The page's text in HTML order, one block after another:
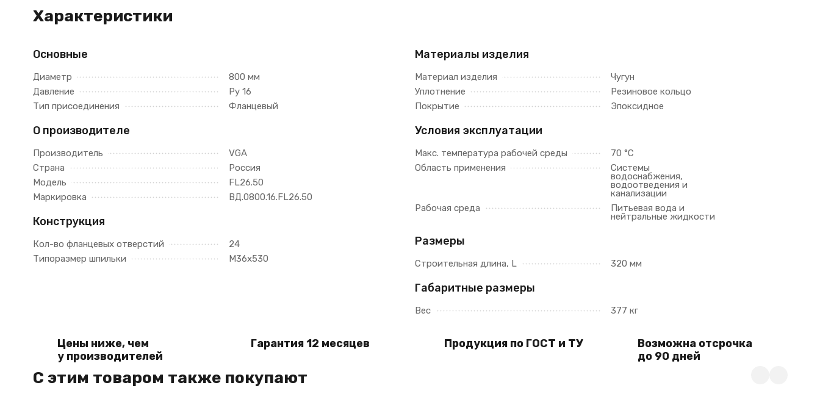
Характеристики
Основные
Диаметр
800 мм
Давление
Ру 16
Тип присоединения
Фланцевый
О производителе
Производитель
VGA
Страна
Россия
Модель
FL26.50
Маркировка
ВД.0800.16.FL26.50
Конструкция
Кол-во фланцевых отверстий
24
Типоразмер шпильки
M36x530
Материалы изделия
Материал изделия
Чугун
Уплотнение
Резиновое кольцо
Покрытие
Эпоксидное
Условия эксплуатации
Макс. температура рабочей среды
70 °C
Область применения
Системы
водоснабжения,
водоотведения и
канализации
Рабочая среда
Питьевая вода и
нейтральные жидкости
Размеры
Строительная длина, L 320 мм
Габаритные размеры
Вес 377 кг
Цены ниже, чем
у производителей
Гарантия 12 месяцев Продукция по ГОСТ и ТУ
Возможна отсрочка
до 90 дней
C этим товаром также покупают